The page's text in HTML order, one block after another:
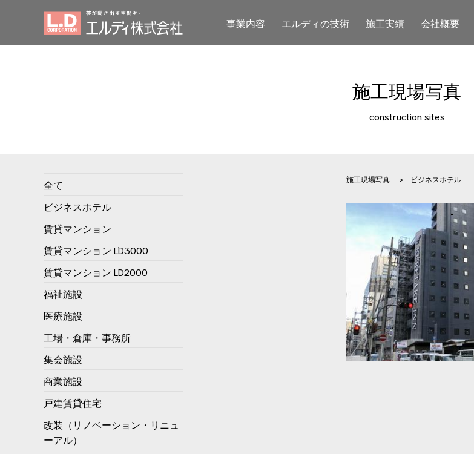
事業内容 エルディの技術 施工実績 会社概要
施工現場写真
construction sites
施工現場写真 > ビジネスホテル
全て
ビジネスホテル
賃貸マンション
賃貸マンション LD3000
賃貸マンション LD2000
福祉施設
医療施設
工場・倉庫・事務所
集会施設
商業施設
戸建賃貸住宅
改装（リノベーション・リニュ
ーアル）